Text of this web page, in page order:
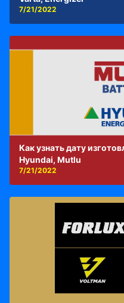
7/21/2022
Как узнать дату
Hyundai, Mutlu
7/21/2022